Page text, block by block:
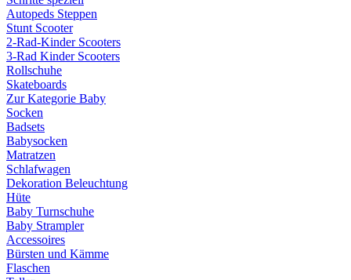
Autopeds Steppen
Stunt Scooter
2-Rad-Kinder Scooters
3-Rad Kinder Scooters
Rollschuhe
Skateboards
Zur Kategorie Baby
Socken
Badsets
Babysocken
Matratzen
Schlafwagen
Dekoration Beleuchtung
Hüte
Baby Turnschuhe
Baby Strampler
Accessoires
Bürsten und Kämme
Flaschen